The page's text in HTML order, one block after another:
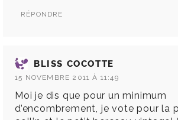
RÉPONDRE
BLISS COCOTTE
15 NOVEMBRE 2011 À 11:49
Moi je dis que pour un minimum
d’encombrement, je vote pour la